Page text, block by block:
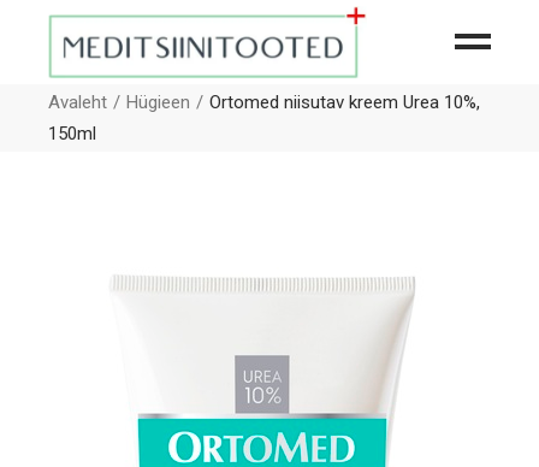
Avaleht Hügieen
Ortomed niisutav kreem Urea 10%,
150ml